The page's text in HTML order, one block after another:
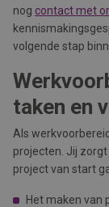
nog contact met
volgende stap
taken en
Als
projecten. Jij
project van start
Het maken van